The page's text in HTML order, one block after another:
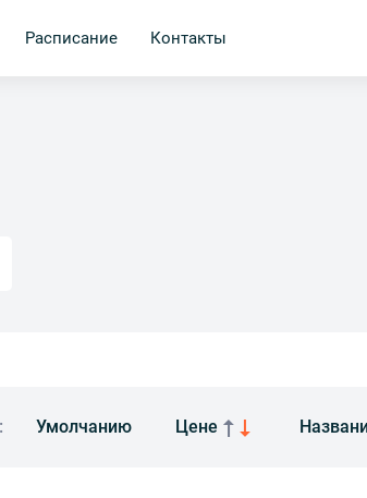
Расписание Контакты
Умолчанию Цене